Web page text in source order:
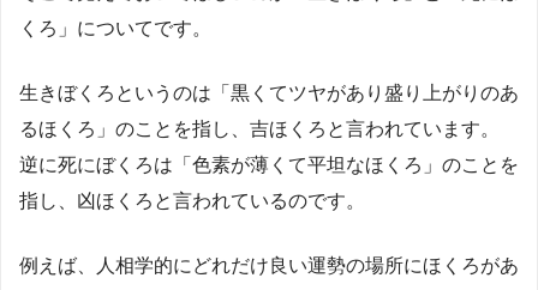
くろ」についてです。
生きぼくろというのは「黒くてツヤがあり盛り上がりのあ
るほくろ」のことを指し、吉ほくろと言われています。
逆に死にぼくろは「色素が薄くて平坦なほくろ」のことを
指し、凶ほくろと言われているのです。
例えば、人相学的にどれだけ良い運勢の場所にほくろがあ